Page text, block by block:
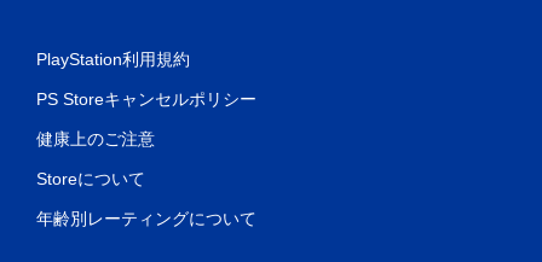
PlayStation利用規約
PS Storeキャンセルポリシー
健康上のご注意
Storeについて
年齢別レーティングについて